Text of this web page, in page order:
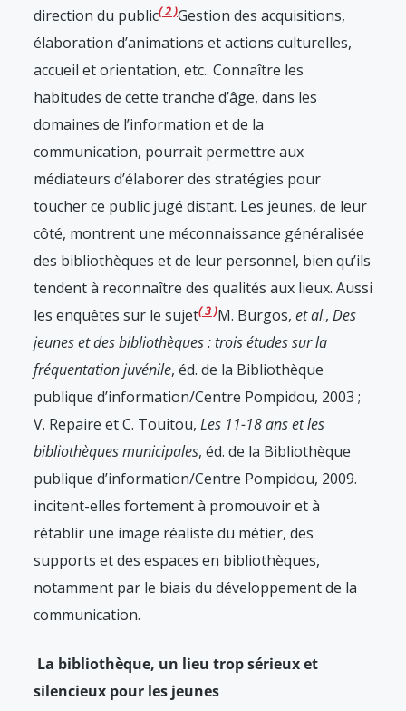
direction du public 2 Gestion des acquisitions,
élaboration d’animations et actions culturelles,
accueil et orientation, etc.. Connaître les
habitudes de cette tranche d’âge, dans les
domaines de l’information et de la
communication, pourrait permettre aux
médiateurs d’élaborer des stratégies pour
toucher ce public jugé distant. Les jeunes, de leur
côté, montrent une méconnaissance généralisée
des bibliothèques et de leur personnel, bien qu’ils
tendent à reconnaître des qualités aux lieux. Aussi
les enquêtes sur le sujet 3 M. Burgos, et al., Des
jeunes et des bibliothèques : trois études sur la
fréquentation juvénile, éd. de la Bibliothèque
publique d’information/Centre Pompidou, 2003 ;
V. Repaire et C. Touitou, Les 11-18 ans et les
bibliothèques municipales, éd. de la Bibliothèque
publique d’information/Centre Pompidou, 2009.
incitent-elles fortement à promouvoir et à
rétablir une image réaliste du métier, des
supports et des espaces en bibliothèques,
notamment par le biais du développement de la
communication.
La bibliothèque, un lieu trop sérieux et
silencieux pour les jeunes